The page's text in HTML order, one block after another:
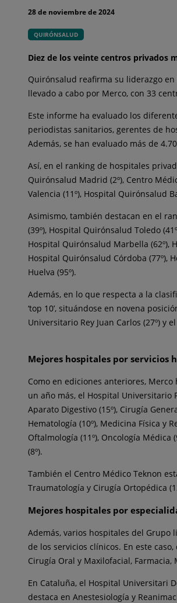
28 de noviembre de 2024
QUIRÓNSALUD
Diez de los veinte centros privados
Quirónsalud reafirma su liderazgo
llevado a cabo por Merco, con 33
Este informe ha evaluado los
periodistas sanitarios, gerentes de
Además, se han evaluado más de
Así, en el ranking de hospitales
Quirónsalud Madrid (2º), Centro
Valencia (11º), Hospital Quirónsalud
Asimismo, también destacan en el
(39º), Hospital Quirónsalud Toledo
Hospital Quirónsalud Marbella (62º),
Hospital Quirónsalud Córdoba (77º),
Huelva (95º).
Además, en lo que respecta a la
‘top 10’, situándose en novena
Universitario Rey Juan Carlos (27º) y
Mejores hospitales por servicios
Como en ediciones anteriores,
un año más, el Hospital Universitario
Aparato Digestivo (15º), Cirugía
Hematología (10º), Medicina Física y
Oftalmología (11º), Oncología Médica
(8º).
También el Centro Médico Teknon
Traumatología y Cirugía Ortopédica
Mejores hospitales por
Además, varios hospitales del
de los servicios clínicos. En este
Cirugía Oral y Maxilofacial,
En Cataluña, el Hospital Universitari
destaca en Anestesiología y